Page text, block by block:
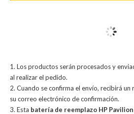
Los productos serán procesados y
al realizar el pedido.
Cuando se confirma el envío, recibirá un
su correo electrónico de confirmación.
Esta batería de reemplazo HP